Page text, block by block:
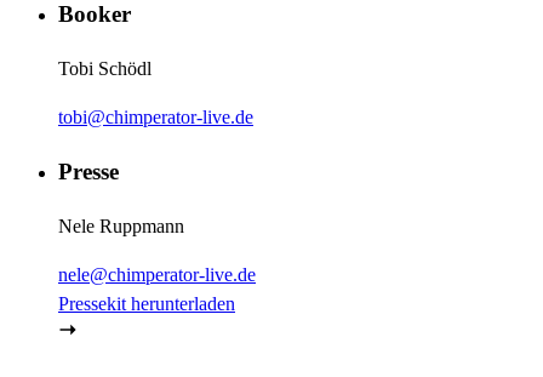
Booker
Tobi Schödl
tobi@chimperator-live.de
Presse
Nele Ruppmann
nele@chimperator-live.de
Pressekit herunterladen